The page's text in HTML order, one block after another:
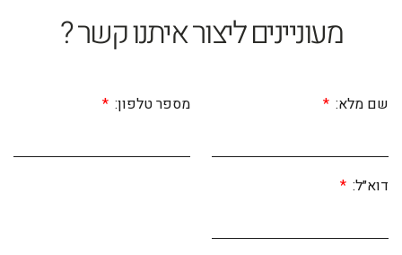
מעוניינים ליצור איתנו קשר ?
שם מלא: מספר טלפון:
דוא״ל: